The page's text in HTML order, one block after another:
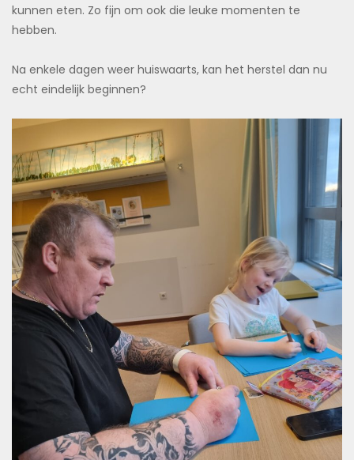
kunnen eten. Zo fijn om ook die leuke momenten te
hebben.
Na enkele dagen weer huiswaarts, kan het herstel dan nu
echt eindelijk beginnen?